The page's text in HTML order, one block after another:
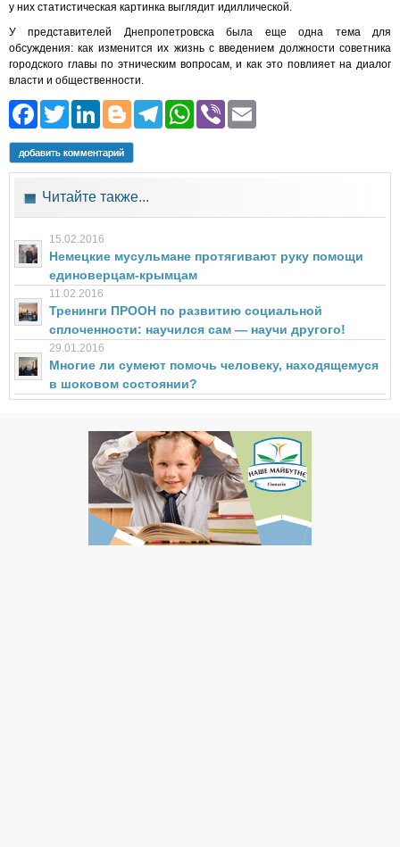
у них статистическая картинка выглядит идиллической.
У представителей Днепропетровска была еще одна тема для
обсуждения: как изменится их жизнь с введением должности советника
городского главы по этническим вопросам, и как это повлияет на диалог
власти и общественности.
Facebook
Twitter
LinkedIn
Blogger
Telegram
WhatsApp
Viber
добавить комментарий
Читайте также...
15.02.2016
Немецкие мусульмане протягивают руку помощи
единоверцам-крымцам
11.02.2016
Тренинги ПРООН по развитию социальной
сплоченности: научился сам — научи другого!
29.01.2016
Многие ли сумеют помочь человеку, находящемуся
в шоковом состоянии?